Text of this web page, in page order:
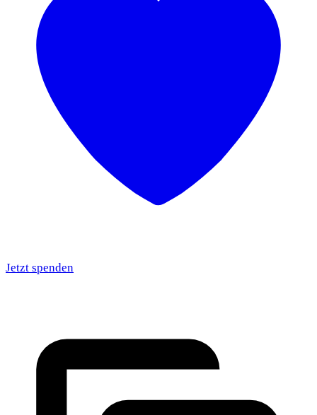
Jetzt spenden